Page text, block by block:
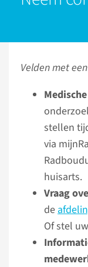
Velden met
stellen
via
huisarts.
Vraag
de
Of stel